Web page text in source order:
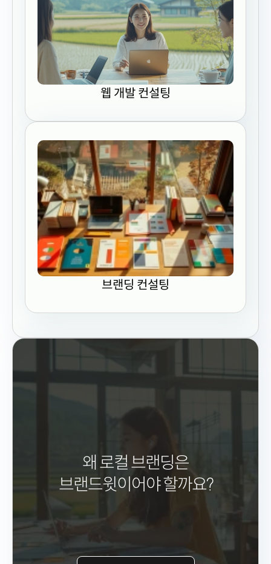
웹 개발 컨설팅
브랜딩 컨설팅
왜 로컬 브랜딩은
브랜드윗이어야 할까요?